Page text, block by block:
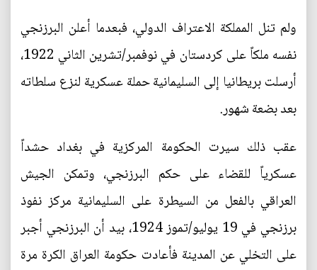
ولم تنل المملكة الاعتراف الدولي، فبعدما أعلن البرزنجي
نفسه ملكاً على كردستان في نوفمبر/تشرين الثاني 1922،
أرسلت بريطانيا إلى السليمانية حملة عسكرية لنزع سلطاته
بعد بضعة شهور.
عقب ذلك سيرت الحكومة المركزية في بغداد حشداً
عسكرياً للقضاء على حكم البرزنجي، وتمكن الجيش
العراقي بالفعل من السيطرة على السليمانية مركز نفوذ
برزنجي في 19 يوليو/تموز 1924، بيد أن البرزنجي أجبر
على التخلي عن المدينة فأعادت حكومة العراق الكرة مرة